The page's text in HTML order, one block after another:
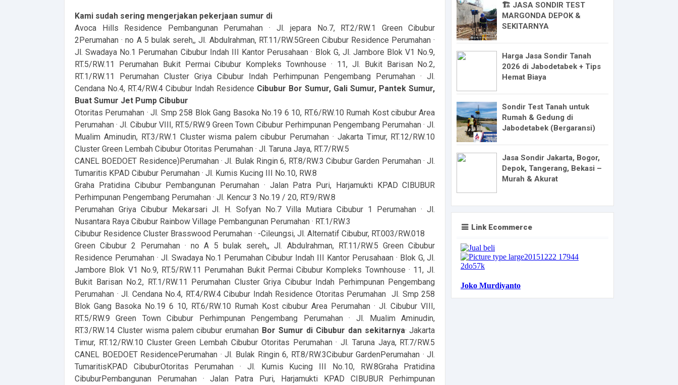
Kami sudah sering mengerjakan pekerjaan sumur di
Avoca Hills Residence Pembangunan Perumahan · Jl. jepara No.7, RT.2/RW.1 Green Cibubur
2Perumahan · no A 5 bulak sereh,, Jl. Abdulrahman, RT.11/RW.5Green Cibubur Residence Perumahan ·
Jl. Swadaya No.1 Perumahan Cibubur Indah III Kantor Perusahaan · Blok G, Jl. Jambore Blok V1 No.9,
RT.5/RW.11 Perumahan Bukit Permai Cibubur Kompleks Townhouse · 11, Jl. Bukit Barisan No.2,
RT.1/RW.11 Perumahan Cluster Griya Cibubur Indah Perhimpunan Pengembang Perumahan · Jl.
Cendana No.4, RT.4/RW.4 Cibubur Indah Residence Cibubur Bor Sumur, Gali Sumur, Pantek Sumur,
Buat Sumur Jet Pump Cibubur
Otoritas Perumahan · Jl. Smp 258 Blok Gang Basoka No.19 6 10, RT.6/RW.10 Rumah Kost cibubur Area
Perumahan · Jl. Cibubur VIII, RT.5/RW.9 Green Town Cibubur Perhimpunan Pengembang Perumahan · Jl.
Mualim Aminudin, RT.3/RW.1 Cluster wisma palem cibubur Perumahan · Jakarta Timur, RT.12/RW.10
Cluster Green Lembah Cibubur Otoritas Perumahan · Jl. Taruna Jaya, RT.7/RW.5
CANEL BOEDOET Residence)Perumahan · Jl. Bulak Ringin 6, RT.8/RW.3 Cibubur Garden Perumahan · Jl.
Tumaritis KPAD Cibubur Perumahan · Jl. Kumis Kucing III No.10, RW.8
Graha Pratidina Cibubur Pembangunan Perumahan · Jalan Patra Puri, Harjamukti KPAD CIBUBUR
Perhimpunan Pengembang Perumahan · Jl. Kencur 3 No.19 / 20, RT.9/RW.8
Perumahan Griya Cibubur Mekarsari Jl. H. Sofyan No.7 Villa Mutiara Cibubur 1 Perumahan · Jl.
Nusantara Raya Cibubur Rainbow Village Pembangunan Perumahan · RT.1/RW.3
Cibubur Residence Cluster Brasswood Perumahan · -Cileungsi, Jl. Alternatif Cibubur, RT.003/RW.018
Green Cibubur 2 Perumahan · no A 5 bulak sereh,, Jl. Abdulrahman, RT.11/RW.5 Green Cibubur
Residence Perumahan · Jl. Swadaya No.1 Perumahan Cibubur Indah III Kantor Perusahaan · Blok G, Jl.
Jambore Blok V1 No.9, RT.5/RW.11 Perumahan Bukit Permai Cibubur Kompleks Townhouse · 11, Jl.
Bukit Barisan No.2, RT.1/RW.11 Perumahan Cluster Griya Cibubur Indah Perhimpunan Pengembang
Perumahan · Jl. Cendana No.4, RT.4/RW.4 Cibubur Indah Residence Otoritas Perumahan Jl. Smp 258
Blok Gang Basoka No.19 6 10, RT.6/RW.10 Rumah Kost cibubur Area Perumahan · Jl. Cibubur VIII,
RT.5/RW.9 Green Town Cibubur Perhimpunan Pengembang Perumahan · Jl. Mualim Aminudin,
RT.3/RW.14 Cluster wisma palem cibubur erumahan Bor Sumur di Cibubur dan sekitarnya· Jakarta
Timur, RT.12/RW.10 Cluster Green Lembah Cibubur Otoritas Perumahan · Jl. Taruna Jaya, RT.7/RW.5
CANEL BOEDOET ResidencePerumahan · Jl. Bulak Ringin 6, RT.8/RW.3Cibubur GardenPerumahan · Jl.
TumaritisKPAD CibuburOtoritas Perumahan · Jl. Kumis Kucing III No.10, RW.8Graha Pratidina
CibuburPembangunan Perumahan · Jalan Patra Puri, Harjamukti KPAD CIBUBUR Perhimpunan
🏗️ JASA SONDIR TEST
MARGONDA DEPOK &
SEKITARNYA
Harga Jasa Sondir Tanah
2026 di Jabodetabek + Tips
Hemat Biaya
Sondir Test Tanah untuk
Rumah & Gedung di
Jabodetabek (Bergaransi)
Jasa Sondir Jakarta, Bogor,
Depok, Tangerang, Bekasi –
Murah & Akurat
Link Ecommerce